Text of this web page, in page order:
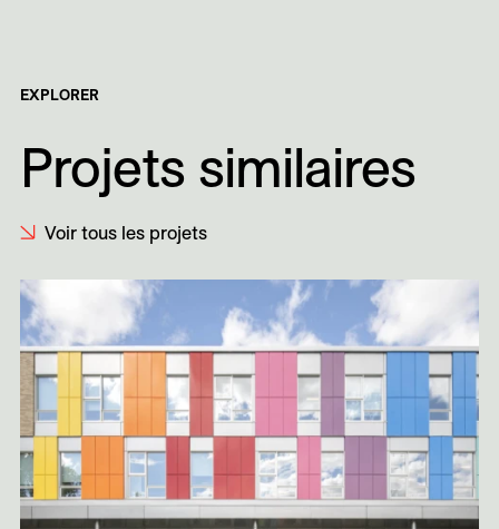
EXPLORER
Projets similaires
Voir tous les projets